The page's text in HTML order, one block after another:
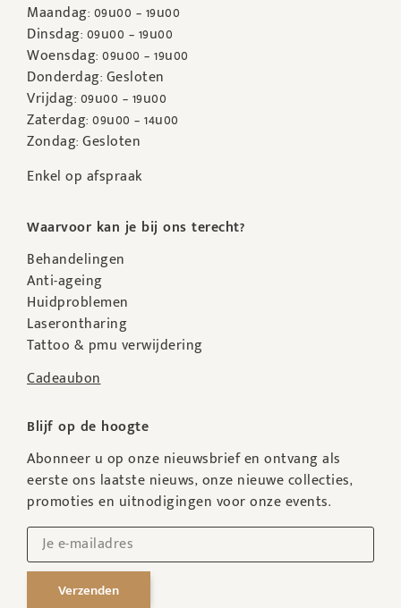
Maandag: 09u00 – 19u00
Dinsdag: 09u00 – 19u00
Woensdag: 09u00 – 19u00
Donderdag: Gesloten
Vrijdag: 09u00 – 19u00
Zaterdag: 09u00 – 14u00
Zondag: Gesloten
Enkel op afspraak
Waarvoor kan je bij ons terecht?
Behandelingen
Anti-ageing
Huidproblemen
Laserontharing
Tattoo & pmu verwijdering
Cadeaubon
Blijf op de hoogte
Abonneer u op onze nieuwsbrief en ontvang als
eerste ons laatste nieuws, onze nieuwe collecties,
promoties en uitnodigingen voor onze events.
Verzenden